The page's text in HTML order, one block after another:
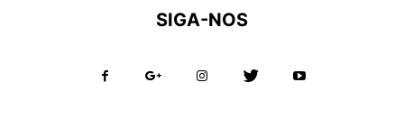
SIGA-NOS